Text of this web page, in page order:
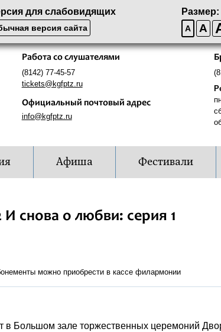
для слабовидящих
версия сайта
Размер:
A A
Работа со слушателями
(8142) 77-45-57
tickets@kgfptz.ru
Официальный почтовый адрес
info@kgfptz.ru
Афиша Фестивали
снова о любви: серия 1
можно приобрести в кассе филармонии
в Большом зале торжественных церемоний